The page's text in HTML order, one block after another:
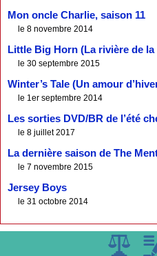
Mon oncle Charlie, saison 11
le 8 novembre 2014
Little Big Horn (La rivière de
le 30 septembre 2015
Winter’s Tale (Un amour
le 1er septembre 2014
Les sorties DVD/BR de l’été
le 8 juillet 2017
La dernière saison de The
le 7 novembre 2015
Jersey Boys
le 31 octobre 2014